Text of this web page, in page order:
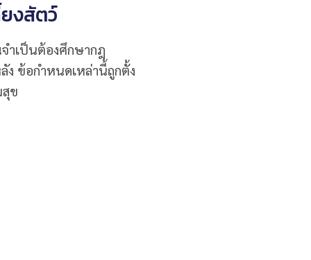
งสัตว์
ำเป็นต้องศึกษากฎ
ข้อกำหนดเหล่านี้ถูกตั้ง
ข